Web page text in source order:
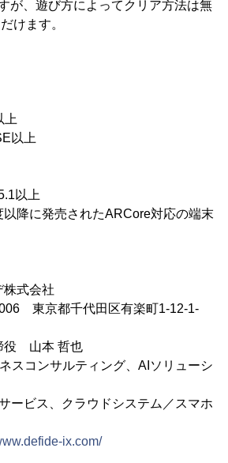
が、遊び方によってクリア方法は無
けます。
上
以上
以上
降に発売されたARCore対応の端末
式会社
東京都千代田区有楽町1-12-1-
役 山本 哲也
スコンサルティング、AIソリューシ
、クラウドシステム／スマホ
ix.com/